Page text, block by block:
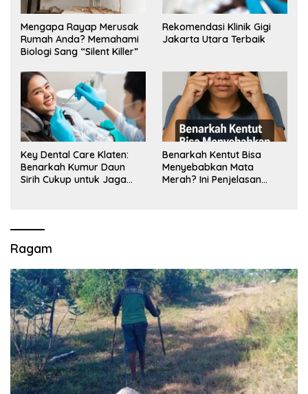
Mengapa Rayap Merusak
Rumah Anda? Memahami
Biologi Sang “Silent Killer”
Rekomendasi Klinik Gigi
Jakarta Utara Terbaik
Key Dental Care Klaten:
Benarkah Kumur Daun
Sirih Cukup untuk Jaga
Benarkah Kentut Bisa
Menyebabkan Mata
Merah? Ini Penjelasan
Ragam